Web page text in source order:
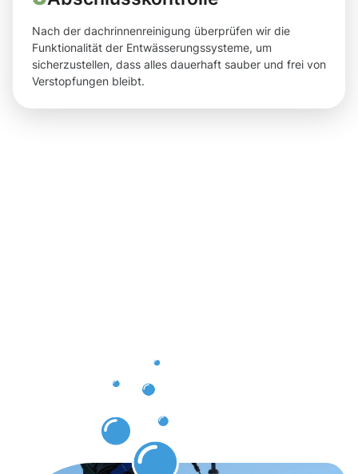
Nach der dachrinnenreinigung überprüfen wir die
Funktionalität der Entwässerungssysteme, um
sicherzustellen, dass alles dauerhaft sauber und frei von
Verstopfungen bleibt.